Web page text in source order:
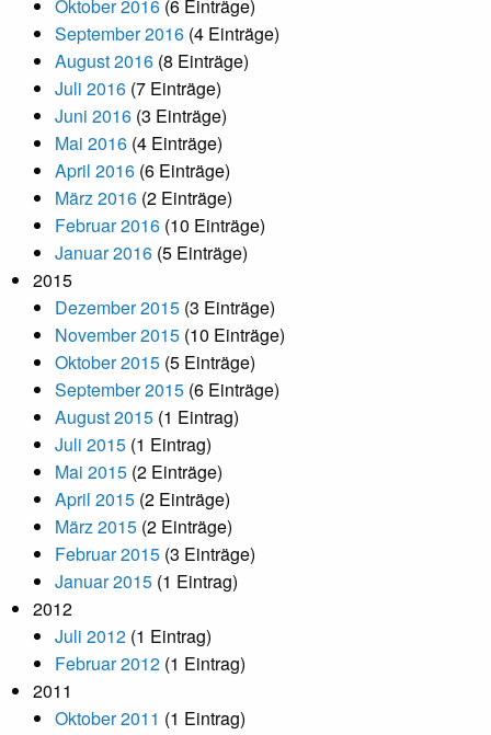
Oktober 2016 (6 Einträge)
September 2016 (4 Einträge)
August 2016 (8 Einträge)
Juli 2016 (7 Einträge)
Juni 2016 (3 Einträge)
Mai 2016 (4 Einträge)
April 2016 (6 Einträge)
März 2016 (2 Einträge)
Februar 2016 (10 Einträge)
Januar 2016 (5 Einträge)
2015
Dezember 2015 (3 Einträge)
November 2015 (10 Einträge)
Oktober 2015 (5 Einträge)
September 2015 (6 Einträge)
August 2015 (1 Eintrag)
Juli 2015 (1 Eintrag)
Mai 2015 (2 Einträge)
April 2015 (2 Einträge)
März 2015 (2 Einträge)
Februar 2015 (3 Einträge)
Januar 2015 (1 Eintrag)
2012
Juli 2012 (1 Eintrag)
Februar 2012 (1 Eintrag)
2011
Oktober 2011 (1 Eintrag)